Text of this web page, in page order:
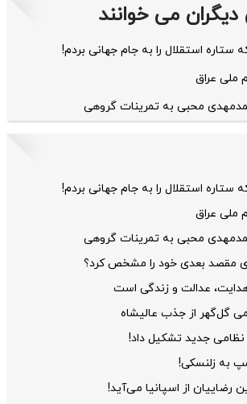
می خوانند
ستاره استقلال را به جام جهانی بردم!
ملی عراق
محبی به تمرینات گروهی
ستاره استقلال را به جام جهانی بردم!
ملی عراق
محبی به تمرینات گروهی
مقصد بعدی خود را مشخص کرد؟
عدالت و زندگی است
گل‌گهر از جذب عالیشاه
نظامی جدید تشکیل داد!
به زلنسکی!
رضاییان از اسپانیا می‌آید!